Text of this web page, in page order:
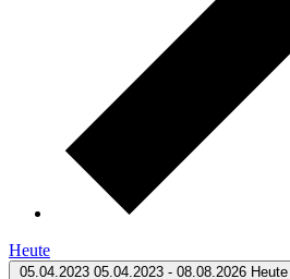
Heute
05.04.2023 05.04.2023 - 08.08.2026 Heute